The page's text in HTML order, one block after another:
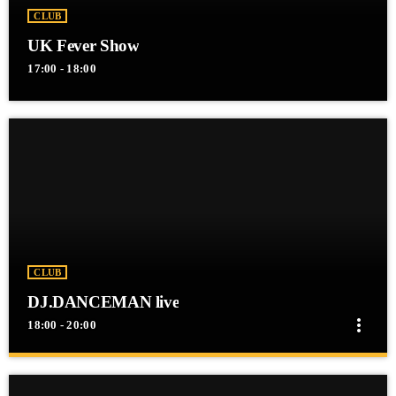
CLUB
UK Fever Show
17:00 - 18:00
CLUB
DJ.DANCEMAN live
18:00 - 20:00 more_vert
DJ.DANCEMAN live close